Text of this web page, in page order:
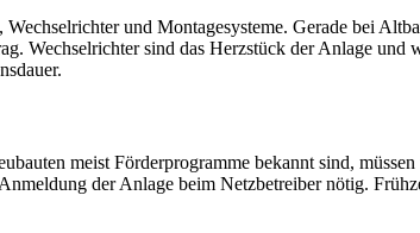
und Montagesysteme. Gerade bei
Wechselrichter sind das Herzstück der Anlage und
meist Förderprogramme bekannt sind,
der Anlage beim Netzbetreiber nötig.